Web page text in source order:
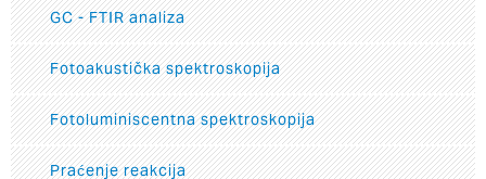
GC - FTIR analiza
Fotoakustička spektroskopija
Fotoluminiscentna spektroskopija
Praćenje reakcija